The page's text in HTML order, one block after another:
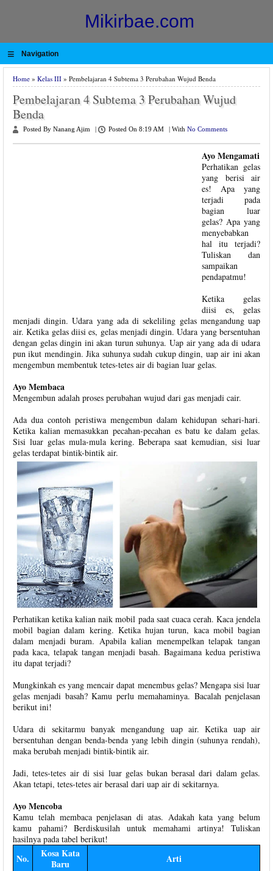
Mikirbae.com
≡ Navigation
Home » Kelas III » Pembelajaran 4 Subtema 3 Perubahan Wujud Benda
Pembelajaran 4 Subtema 3 Perubahan Wujud
Benda
Posted By Nanang Ajim Posted On 8:19 AM With No Comments
Ayo Mengamati
Perhatikan gelas
yang berisi air
es! Apa yang
terjadi pada
bagian luar
gelas? Apa yang
menyebabkan
hal itu terjadi?
Tuliskan dan
sampaikan
pendapatmu!
Ketika gelas
diisi es, gelas
menjadi dingin. Udara yang ada di sekeliling gelas mengandung uap
air. Ketika gelas diisi es, gelas menjadi dingin. Udara yang bersentuhan
dengan gelas dingin ini akan turun suhunya. Uap air yang ada di udara
pun ikut mendingin. Jika suhunya sudah cukup dingin, uap air ini akan
mengembun membentuk tetes-tetes air di bagian luar gelas.
Ayo Membaca
Mengembun adalah proses perubahan wujud dari gas menjadi cair.
Ada dua contoh peristiwa mengembun dalam kehidupan sehari-hari.
Ketika kalian memasukkan pecahan-pecahan es batu ke dalam gelas.
Sisi luar gelas mula-mula kering. Beberapa saat kemudian, sisi luar
gelas terdapat bintik-bintik air.
Perhatikan ketika kalian naik mobil pada saat cuaca cerah. Kaca jendela
mobil bagian dalam kering. Ketika hujan turun, kaca mobil bagian
dalam menjadi buram. Apabila kalian menempelkan telapak tangan
pada kaca, telapak tangan menjadi basah. Bagaimana kedua peristiwa
itu dapat terjadi?
Mungkinkah es yang mencair dapat menembus gelas? Mengapa sisi luar
gelas menjadi basah? Kamu perlu memahaminya. Bacalah penjelasan
berikut ini!
Udara di sekitarmu banyak mengandung uap air. Ketika uap air
bersentuhan dengan benda-benda yang lebih dingin (suhunya rendah),
maka berubah menjadi bintik-bintik air.
Jadi, tetes-tetes air di sisi luar gelas bukan berasal dari dalam gelas.
Akan tetapi, tetes-tetes air berasal dari uap air di sekitarnya.
Ayo Mencoba
Kamu telah membaca penjelasan di atas. Adakah kata yang belum
kamu pahami? Berdiskusilah untuk memahami artinya! Tuliskan
hasilnya pada tabel berikut!
No.
Kosa Kata
Baru
Arti